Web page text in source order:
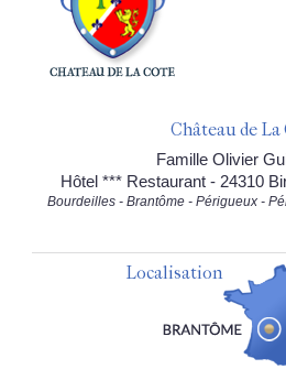
Château de La
Famille Olivier
Hôtel *** Restaurant - 24310
Bourdeilles - Brantôme - Périgueux -
Localisation